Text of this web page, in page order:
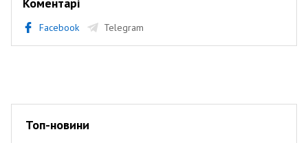
Facebook Telegram
Топ-новини